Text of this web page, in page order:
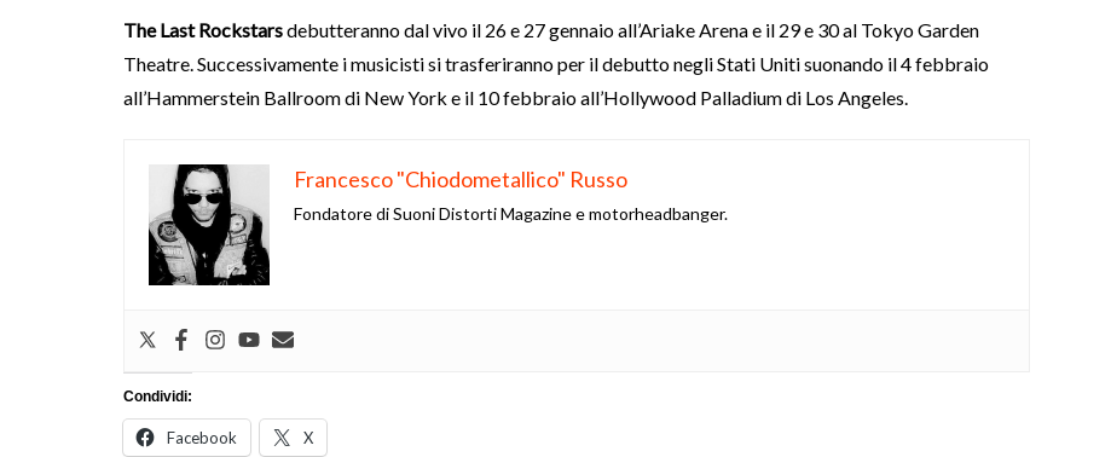
The Last Rockstarsdebutteranno dal vivo il 26 e 27 gennaio all’Ariake Arena e il 29 e 30 al Tokyo Garden
Theatre. Successivamente i musicisti si trasferiranno per il debutto negli Stati Uniti suonando il 4 febbraio
all’Hammerstein Ballroom di New York e il 10 febbraio all’Hollywood Palladium di Los Angeles.
Francesco "Chiodometallico" Russo
Fondatore di Suoni Distorti Magazine e motorheadbanger.
Condividi:
Facebook X